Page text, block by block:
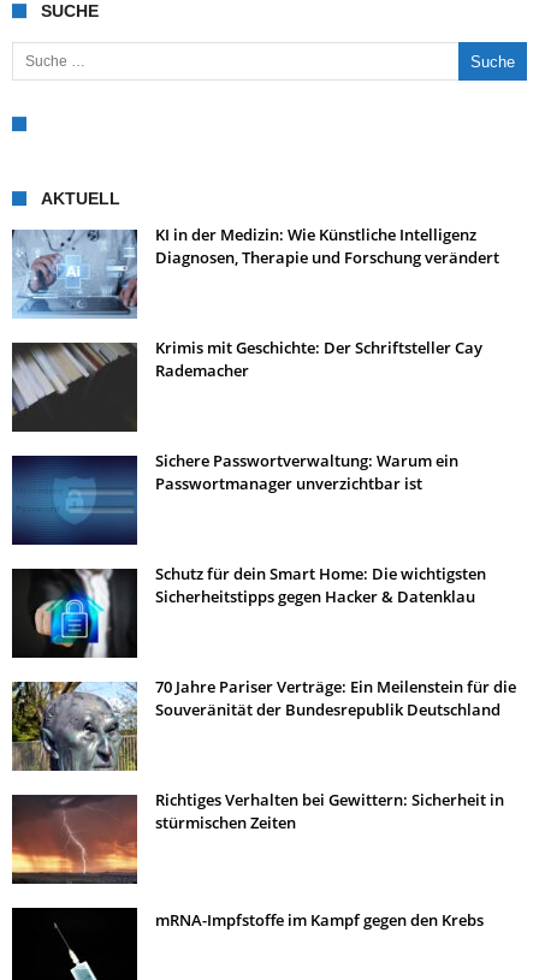
SUCHE
Suche nach:
AKTUELL
KI in der Medizin: Wie Künstliche Intelligenz
Diagnosen, Therapie und Forschung verändert
Krimis mit Geschichte: Der Schriftsteller Cay
Rademacher
Sichere Passwortverwaltung: Warum ein
Passwortmanager unverzichtbar ist
Schutz für dein Smart Home: Die wichtigsten
Sicherheitstipps gegen Hacker & Datenklau
70 Jahre Pariser Verträge: Ein Meilenstein für die
Souveränität der Bundesrepublik Deutschland
Richtiges Verhalten bei Gewittern: Sicherheit in
stürmischen Zeiten
mRNA-Impfstoffe im Kampf gegen den Krebs